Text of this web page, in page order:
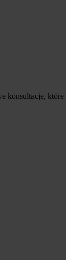
konsultacje,